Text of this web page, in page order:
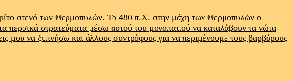
στενό των Θερμοπυλών. Το 480 π.Χ. στην μάχη των Θερμοπυλών ο
περσικά στρατεύματα μέσω αυτού του μονοπατιού να καταλάβουν τα νώτα
μου να ξυπνήσω και άλλους συντρόφους για να περιμένουμε τους βαρβάρους